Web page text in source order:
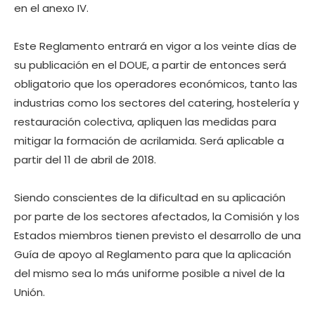
en el anexo IV.
Este Reglamento entrará en vigor a los veinte días de
su publicación en el DOUE, a partir de entonces será
obligatorio que los operadores económicos, tanto las
industrias como los sectores del catering, hostelería y
restauración colectiva, apliquen las medidas para
mitigar la formación de acrilamida. Será aplicable a
partir del 11 de abril de 2018.
Siendo conscientes de la dificultad en su aplicación
por parte de los sectores afectados, la Comisión y los
Estados miembros tienen previsto el desarrollo de una
Guía de apoyo al Reglamento para que la aplicación
del mismo sea lo más uniforme posible a nivel de la
Unión.